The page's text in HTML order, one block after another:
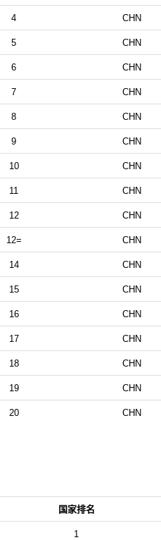
4 CHN
5 CHN
6 CHN
7 CHN
8 CHN
9 CHN
10 CHN
11 CHN
12 CHN
12= CHN
14 CHN
15 CHN
16 CHN
17 CHN
18 CHN
19 CHN
20 CHN
国家排名
1